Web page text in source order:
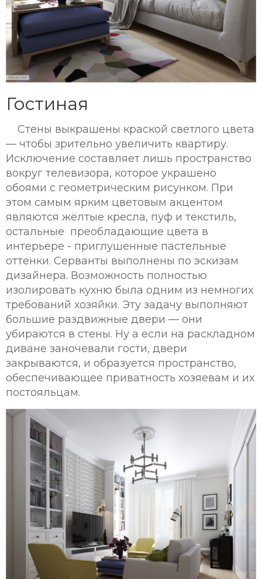
Гостиная
Стены выкрашены краской светлого цвета
— чтобы зрительно увеличить квартиру.
Исключение составляет лишь пространство
вокруг телевизора, которое украшено
обоями с геометрическим рисунком. При
этом самым ярким цветовым акцентом
являются жёлтые кресла, пуф и текстиль,
остальные преобладающие цвета в
интерьере - приглушенные пастельные
оттенки. Серванты выполнены по эскизам
дизайнера. Возможность полностью
изолировать кухню была одним из немногих
требований хозяйки. Эту задачу выполняют
большие раздвижные двери — они
убираются в стены. Ну а если на раскладном
диване заночевали гости, двери
закрываются, и образуется пространство,
обеспечивающее приватность хозяевам и их
постояльцам.